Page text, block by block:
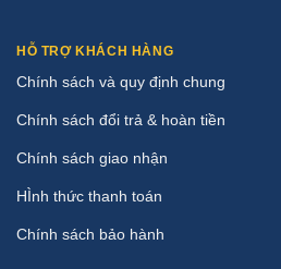
HỖ TRỢ KHÁCH HÀNG
Chính sách và quy định chung
Chính sách đổi trả & hoàn tiền
Chính sách giao nhận
HÌnh thức thanh toán
Chính sách bảo hành